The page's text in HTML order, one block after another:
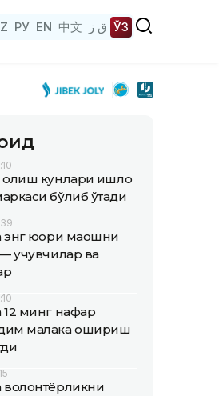
РУ EN 中文 ق ز ЎЗ
кунлари қишлоқ
бўлиб ўтади
энг юқори маошни
— учувчилар ва
12 минг нафар
малака ошириш
волонтёрликни